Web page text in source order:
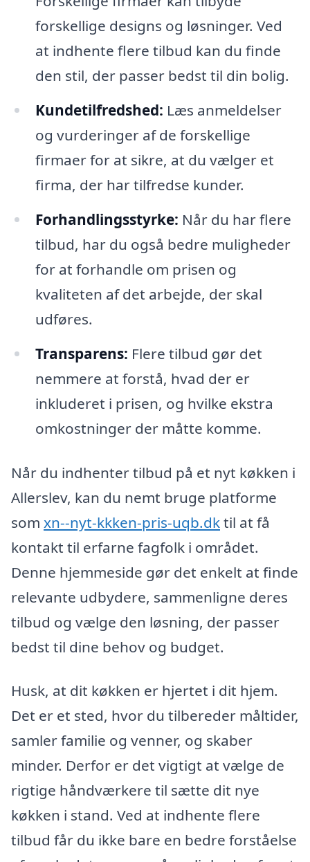
forskellige designs og løsninger. Ved
at indhente flere tilbud kan du finde
den stil, der passer bedst til din bolig.
Kundetilfredshed: Læs anmeldelser
og vurderinger af de forskellige
firmaer for at sikre, at du vælger et
firma, der har tilfredse kunder.
Forhandlingsstyrke: Når du har flere
tilbud, har du også bedre muligheder
for at forhandle om prisen og
kvaliteten af det arbejde, der skal
udføres.
Transparens: Flere tilbud gør det
nemmere at forstå, hvad der er
inkluderet i prisen, og hvilke ekstra
omkostninger der måtte komme.
Når du indhenter tilbud på et nyt køkken i
Allerslev, kan du nemt bruge platforme
som xn--nyt-kkken-pris-uqb.dktil at få
kontakt til erfarne fagfolk i området.
Denne hjemmeside gør det enkelt at finde
relevante udbydere, sammenligne deres
tilbud og vælge den løsning, der passer
bedst til dine behov og budget.
Husk, at dit køkken er hjertet i dit hjem.
Det er et sted, hvor du tilbereder måltider,
samler familie og venner, og skaber
minder. Derfor er det vigtigt at vælge de
rigtige håndværkere til sætte dit nye
køkken i stand. Ved at indhente flere
tilbud får du ikke bare en bedre forståelse